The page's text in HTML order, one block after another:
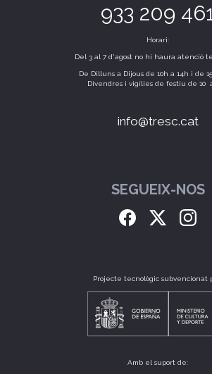
933 209
Horari:
Del 3 al 7 d'agost no hi haura atenció
De Dilluns a Dijous de 10h a 14h i de
Divendres i vigílies de festiu de 10
info@tresc.cat
SEGUEIX-NOS
Projecte tecnològic subvencionat
Amb el suport de: